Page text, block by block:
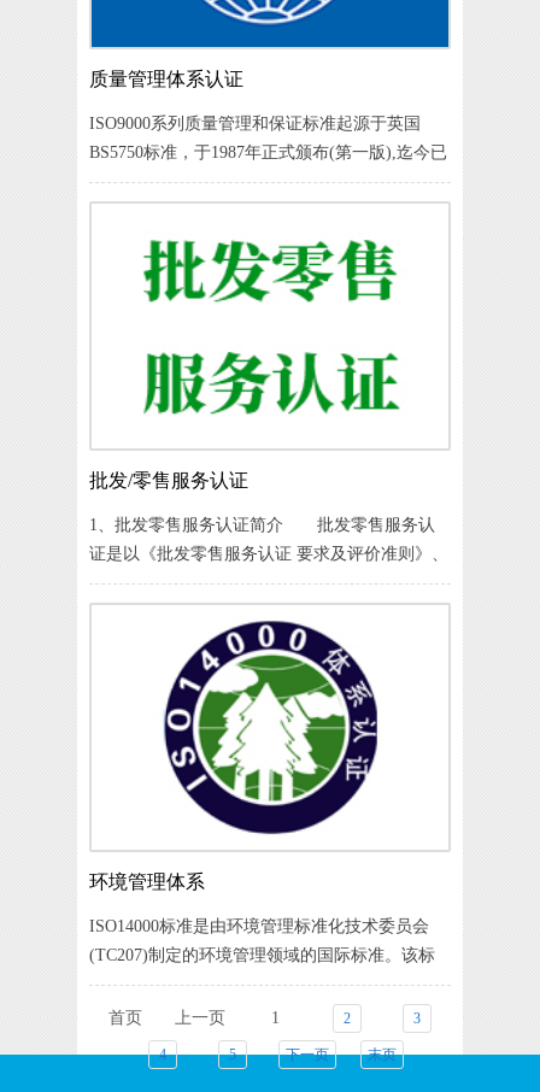
质量管理体系认证
ISO9000系列质量管理和保证标准起源于英国
BS5750标准，于1987年正式颁布(第一版),迄今已
被近两百个国家或地区等同或等效采用。
认证的发展,为提高企业质量保证能力、降低企业
采购/销
批发/零售服务认证
1、批发零售服务认证简介 批发零售服务认
证是以《批发零售服务认证 要求及评价准则》、
《商品售后服务评价体系》标准开展分级认证，
《批发零售服务认证 要求及评价准
环境管理体系
ISO14000标准是由环境管理标准化技术委员会
(TC207)制定的环境管理领域的国际标准。该标
准是在当今人类社会面临的严重的环境问题(如：
温室效应、臭氧层破坏、生物多样性的破坏、生
态环境恶化、海洋污染等)的背景中产生的。该标
准适用于任何类型与规
首页 上一页 1 2 3
4 5 下一页 末页